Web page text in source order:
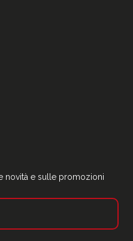
novità e sulle promozioni